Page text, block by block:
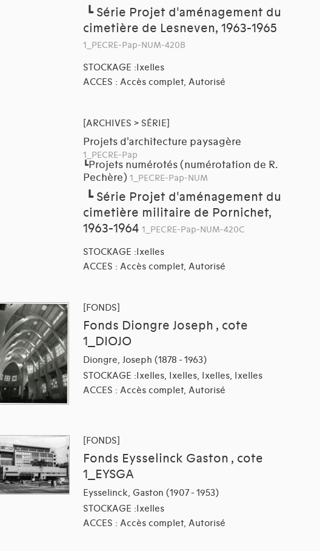
┗ Série Projet d'aménagement du
cimetière de Lesneven, 1963-1965
1_PECRE-Pap-NUM-420B
STOCKAGE :Ixelles
ACCES : Accès complet, Autorisé
[ARCHIVES > SÉRIE]
Projets d'architecture paysagère
1_PECRE-Pap
┗Projets numérotés (numérotation de R.
Pechère) 1_PECRE-Pap-NUM
┗ Série Projet d'aménagement du
cimetière militaire de Pornichet,
1963-1964 1_PECRE-Pap-NUM-420C
STOCKAGE :Ixelles
ACCES : Accès complet, Autorisé
[FONDS]
Fonds Diongre Joseph , cote
1_DIOJO
Diongre, Joseph (1878 - 1963)
STOCKAGE :Ixelles, Ixelles, Ixelles, Ixelles
ACCES : Accès complet, Autorisé
[FONDS]
Fonds Eysselinck Gaston , cote
1_EYSGA
Eysselinck, Gaston (1907 - 1953)
STOCKAGE :Ixelles
ACCES : Accès complet, Autorisé